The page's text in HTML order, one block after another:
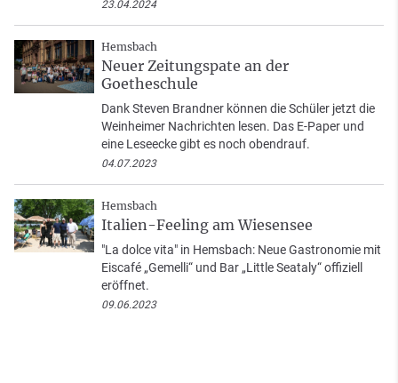
23.04.2024
Hemsbach
Neuer Zeitungspate an der
Goetheschule
Dank Steven Brandner können die Schüler jetzt die
Weinheimer Nachrichten lesen. Das E-Paper und
eine Leseecke gibt es noch obendrauf.
04.07.2023
Hemsbach
Italien-Feeling am Wiesensee
"La dolce vita" in Hemsbach: Neue Gastronomie mit
Eiscafé „Gemelli“ und Bar „Little Seataly“ offiziell
eröffnet.
09.06.2023